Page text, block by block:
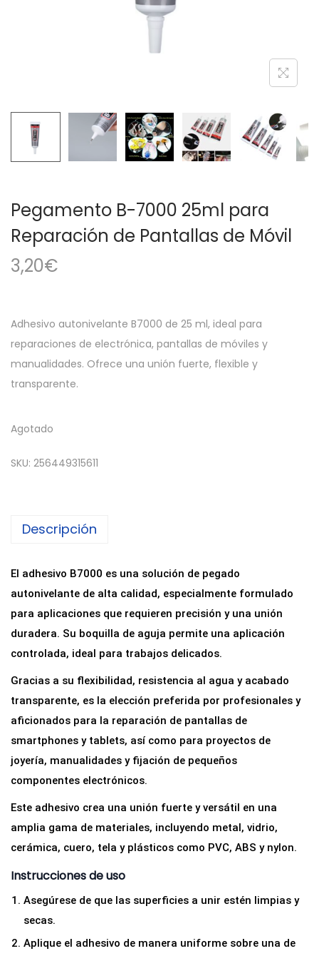
a
c
i
i
d
o
Pegamento B-7000 25ml para
Reparación de Pantallas de Móvil
3,20€
Adhesivo autonivelante B7000 de 25 ml, ideal para
reparaciones de electrónica, pantallas de móviles y
manualidades. Ofrece una unión fuerte, flexible y
transparente.
Agotado
SKU: 256449315611
Descripción
El adhesivo B7000 es una solución de pegado
autonivelante de alta calidad, especialmente formulado
para aplicaciones que requieren precisión y una unión
duradera. Su boquilla de aguja permite una aplicación
controlada, ideal para trabajos delicados.
Gracias a su flexibilidad, resistencia al agua y acabado
transparente, es la elección preferida por profesionales y
aficionados para la reparación de pantallas de
smartphones y tablets, así como para proyectos de
joyería, manualidades y fijación de pequeños
componentes electrónicos.
Este adhesivo crea una unión fuerte y versátil en una
amplia gama de materiales, incluyendo metal, vidrio,
cerámica, cuero, tela y plásticos como PVC, ABS y nylon.
Instrucciones de uso
Asegúrese de que las superficies a unir estén limpias y
secas.
Aplique el adhesivo de manera uniforme sobre una de